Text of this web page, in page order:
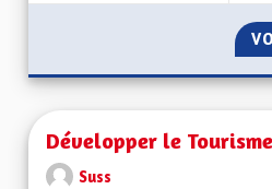
Développer le
Suss